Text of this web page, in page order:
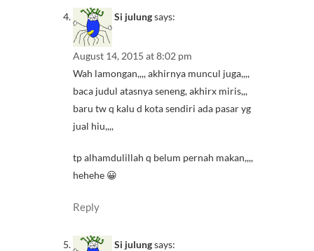
Si julungsays:
August 14, 2015 at 8:02 pm
Wah lamongan,,,, akhirnya muncul juga,,,,
baca judul atasnya seneng, akhirx miris,,,
baru tw q kalu d kota sendiri ada pasar yg
jual hiu,,,,
tp alhamdulillah q belum pernah makan,,,,
hehehe 😀
Reply
Si julungsays: